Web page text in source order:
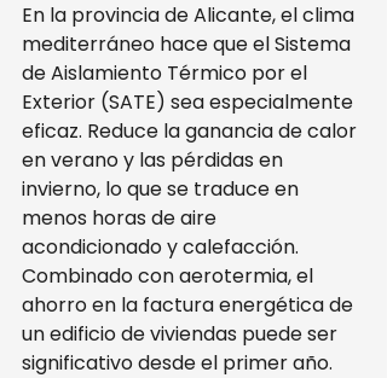
En la provincia de Alicante, el clima
mediterráneo hace que el Sistema
de Aislamiento Térmico por el
Exterior (SATE) sea especialmente
eficaz. Reduce la ganancia de calor
en verano y las pérdidas en
invierno, lo que se traduce en
menos horas de aire
acondicionado y calefacción.
Combinado con aerotermia, el
ahorro en la factura energética de
un edificio de viviendas puede ser
significativo desde el primer año.